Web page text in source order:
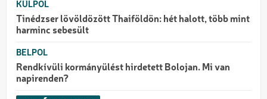
KÜLPOL
Tinédzser lövöldözött Thaiföldön: hét halott, több mint
harminc sebesült
BELPOL
Rendkívüli kormányülést hirdetett Bolojan. Mi van
napirenden?